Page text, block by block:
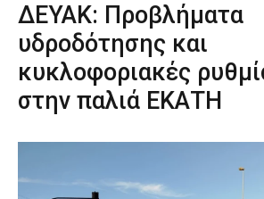
ΔΕΥΑΚ: Προβλήματα
υδροδότησης και
κυκλοφοριακές
στην παλιά ΕΚΑΤΗ